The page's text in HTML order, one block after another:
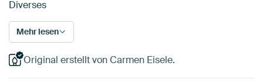
Diverses
Mehr lesen
Original erstellt von Carmen Eisele.